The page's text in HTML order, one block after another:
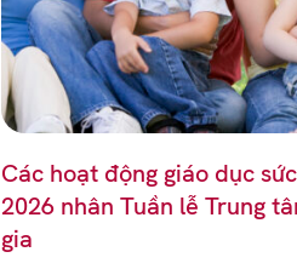
Các hoạt động giáo dục
2026 nhân Tuần lễ Trung
gia